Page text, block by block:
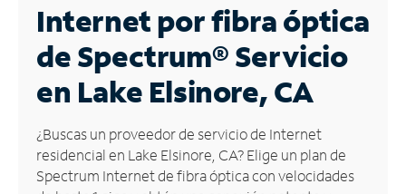
Business
Contáctanos
Inglés
Administrar
cuenta
Internet por fibra óptica
de Spectrum®Servicio
en Lake Elsinore, CA
¿Buscas un proveedor de servicio de Internet
residencial en Lake Elsinore, CA? Elige un plan de
Spectrum Internet de fibra óptica con velocidades